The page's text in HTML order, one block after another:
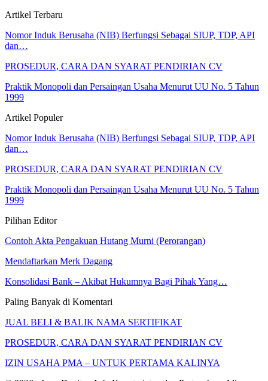
Artikel Terbaru
Nomor Induk Berusaha (NIB) Berfungsi Sebagai SIUP, TDP, API
dan…
PROSEDUR, CARA DAN SYARAT PENDIRIAN CV
Praktik Monopoli dan Persaingan Usaha Menurut UU No. 5 Tahun
1999
Artikel Populer
Nomor Induk Berusaha (NIB) Berfungsi Sebagai SIUP, TDP, API
dan…
PROSEDUR, CARA DAN SYARAT PENDIRIAN CV
Praktik Monopoli dan Persaingan Usaha Menurut UU No. 5 Tahun
1999
Pilihan Editor
Contoh Akta Pengakuan Hutang Murni (Perorangan)
Mendaftarkan Merk Dagang
Konsolidasi Bank – Akibat Hukumnya Bagi Pihak Yang…
Paling Banyak di Komentari
JUAL BELI & BALIK NAMA SERTIFIKAT
PROSEDUR, CARA DAN SYARAT PENDIRIAN CV
IZIN USAHA PMA – UNTUK PERTAMA KALINYA